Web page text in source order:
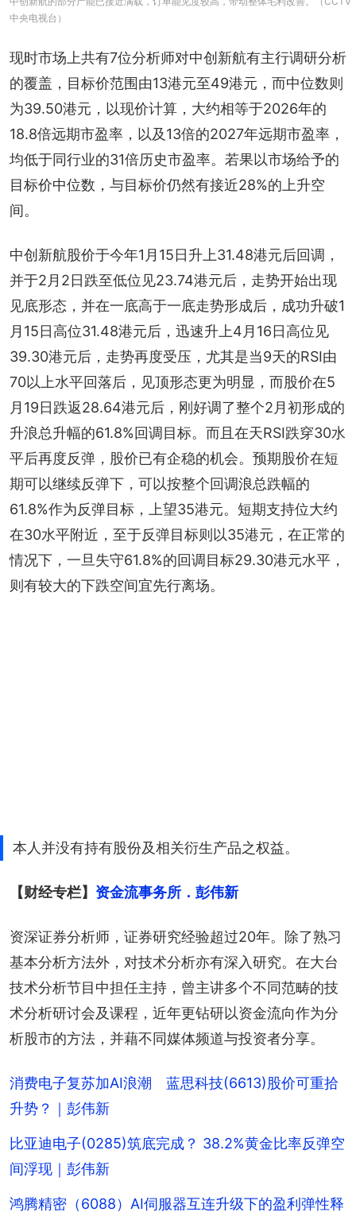
中央电视台）
现时市场上共有7位分析师对中创新航有主行调研分析
的覆盖，目标价范围由13港元至49港元，而中位数则
为39.50港元，以现价计算，大约相等于2026年的
18.8倍远期市盈率，以及13倍的2027年远期市盈率，
均低于同行业的31倍历史市盈率。若果以市场给予的
目标价中位数，与目标价仍然有接近28%的上升空
间。
中创新航股价于今年1月15日升上31.48港元后回调，
并于2月2日跌至低位见23.74港元后，走势开始出现
见底形态，并在一底高于一底走势形成后，成功升破1
月15日高位31.48港元后，迅速升上4月16日高位见
39.30港元后，走势再度受压，尤其是当9天的RSI由
70以上水平回落后，见顶形态更为明显，而股价在5
月19日跌返28.64港元后，刚好调了整个2月初形成的
升浪总升幅的61.8%回调目标。而且在天RSI跌穿30水
平后再度反弹，股价已有企稳的机会。预期股价在短
期可以继续反弹下，可以按整个回调浪总跌幅的
61.8%作为反弹目标，上望35港元。短期支持位大约
在30水平附近，至于反弹目标则以35港元，在正常的
情况下，一旦失守61.8%的回调目标29.30港元水平，
则有较大的下跌空间宜先行离场。
本人并没有持有股份及相关衍生产品之权益。
【财经专栏】 资金流事务所．彭伟新
资深证券分析师，证券研究经验超过20年。除了熟习
基本分析方法外，对技术分析亦有深入研究。在大台
技术分析节目中担任主持，曾主讲多个不同范畴的技
术分析研讨会及课程，近年更钻研以资金流向作为分
析股市的方法，并藉不同媒体频道与投资者分享。
消费电子复苏加AI浪潮 蓝思科技(6613)股价可重拾
升势？｜彭伟新
比亚迪电子(0285)筑底完成？ 38.2%黄金比率反弹空
间浮现｜彭伟新
鸿腾精密（6088）AI伺服器互连升级下的盈利弹性释